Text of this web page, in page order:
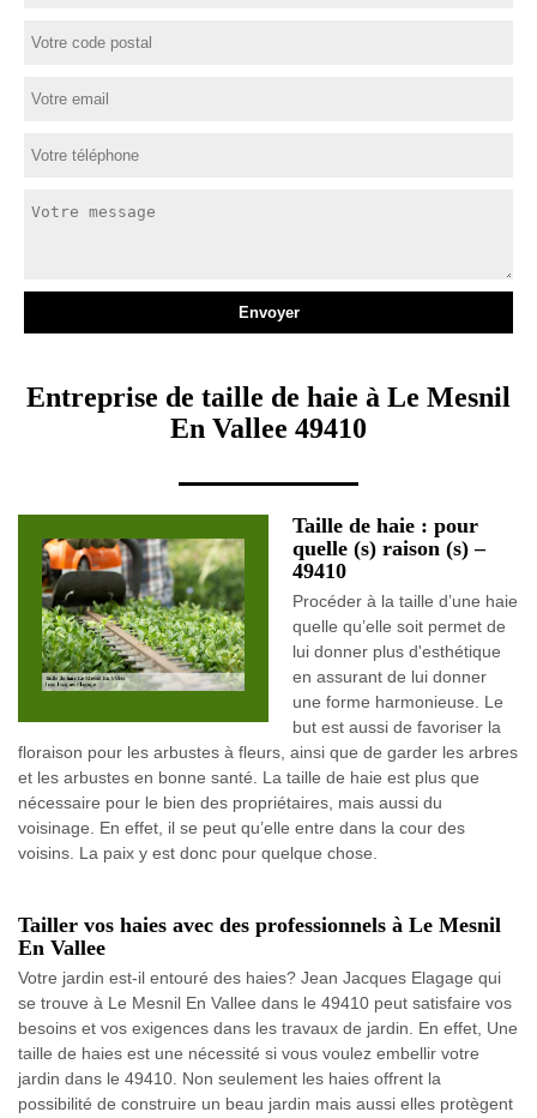
Entreprise de taille de haie à Le Mesnil
En Vallee 49410
Taille de haie : pour
quelle (s) raison (s) –
49410
Procéder à la taille d’une haie
quelle qu’elle soit permet de
lui donner plus d'esthétique
en assurant de lui donner
une forme harmonieuse. Le
but est aussi de favoriser la
floraison pour les arbustes à fleurs, ainsi que de garder les arbres
et les arbustes en bonne santé. La taille de haie est plus que
nécessaire pour le bien des propriétaires, mais aussi du
voisinage. En effet, il se peut qu’elle entre dans la cour des
voisins. La paix y est donc pour quelque chose.
Tailler vos haies avec des professionnels à Le Mesnil
En Vallee
Votre jardin est-il entouré des haies? Jean Jacques Elagage qui
se trouve à Le Mesnil En Vallee dans le 49410 peut satisfaire vos
besoins et vos exigences dans les travaux de jardin. En effet, Une
taille de haies est une nécessité si vous voulez embellir votre
jardin dans le 49410. Non seulement les haies offrent la
possibilité de construire un beau jardin mais aussi elles protègent